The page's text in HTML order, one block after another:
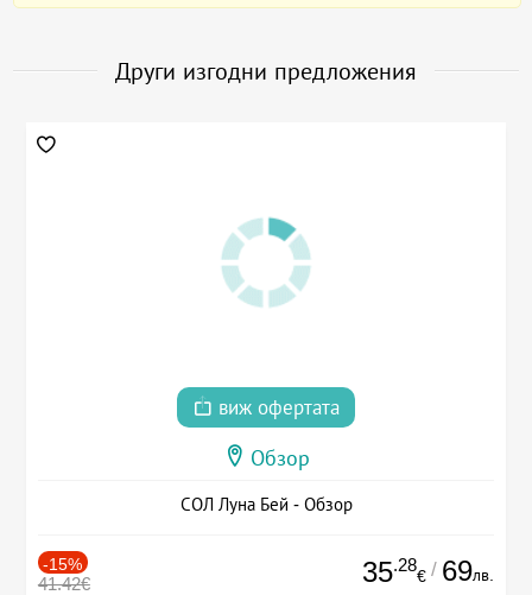
Други изгодни предложения
виж офертата
Обзор
СОЛ Луна Бей - Обзор
-15%
41.42€ 35.28
€ / 69лв.